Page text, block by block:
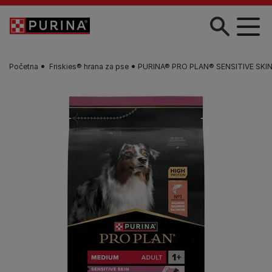
Skip to main content
Početna Friskies® hrana za pse​ PURINA® PRO PLAN® SENSITIVE